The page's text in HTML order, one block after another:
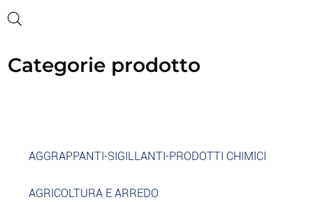
Categorie prodotto
AGGRAPPANTI-SIGILLANTI-PRODOTTI CHIMICI
AGRICOLTURA E ARREDO